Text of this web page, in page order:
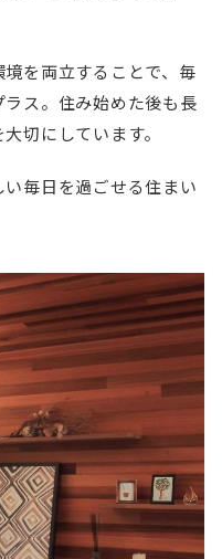
を両立することで、毎
ス。住み始めた後も長
切にしています。
毎日を過ごせる住まい